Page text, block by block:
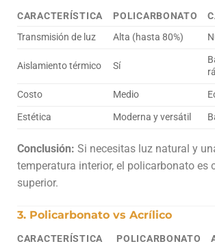
CARACTERÍSTICA POLICARBONATO
Transmisión de luz
Alta (hasta 80%)
Aislamiento térmico Sí
Costo
Medio
Estética
Moderna y versátil
Conclusión: Si necesitas luz natural y
temperatura interior, el policarbonato es
superior.
3. Policarbonato vs Acrílico
CARACTERÍSTICA POLICARBONATO